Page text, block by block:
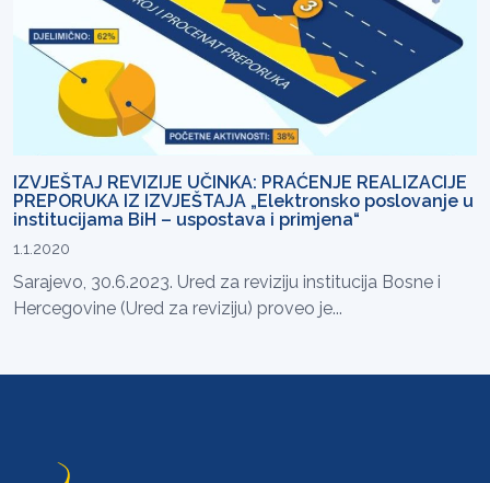
IZVJEŠTAJ REVIZIJE UČINKA: PRAĆENJE REALIZACIJE
PREPORUKA IZ IZVJEŠTAJA „Elektronsko poslovanje u
institucijama BiH – uspostava i primjena“
1.1.2020
Sarajevo, 30.6.2023. Ured za reviziju institucija Bosne i
Hercegovine (Ured za reviziju) proveo je...